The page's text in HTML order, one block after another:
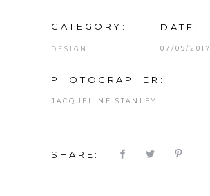
CATEGORY:
DESIGN
DATE:
07/09/2017
PHOTOGRAPHER:
JACQUELINE STANLEY
SHARE: